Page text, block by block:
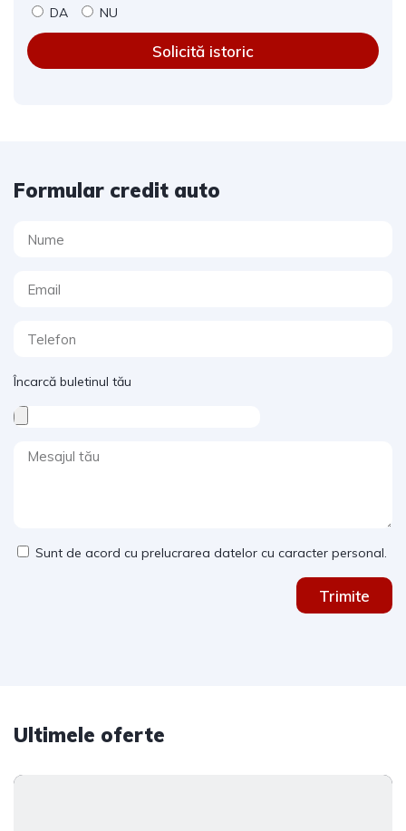
DA
NU
Solicită istoric
Formular credit auto
Încarcă buletinul tău
Sunt de acord cu prelucrarea datelor cu caracter personal.
Trimite
Ultimele oferte